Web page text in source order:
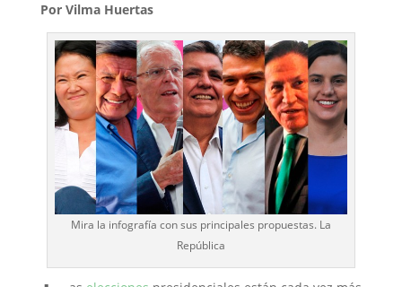
Por Vilma Huertas
Mira la infografía con sus principales propuestas. La
República